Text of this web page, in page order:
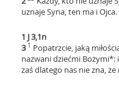
uznaje Syna, ten ma i Ojca.
1 J 3,1n
3 1 Popatrzcie, jaką
nazwani dziećmi Bożymi*:
zaś dlatego nas nie zna, że